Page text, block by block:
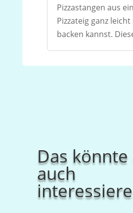
Pizzastangen aus
Pizzateig ganz
backen kannst.
Das
auch